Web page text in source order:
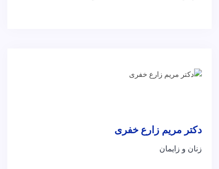
دکتر مریم زارع خفری
زنان و زایمان